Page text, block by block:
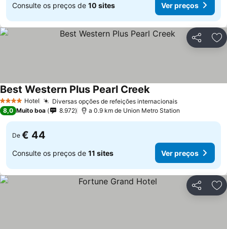
Consulte os preços de 10 sites Ver preços
Partilhar
4 EstrelasHotel Diversas opções de refeições internacionais
Best Western Plus Pearl Creek
8,0 Muito boa 8.972 a 0.9 km de Union Metro Station
De € 44
Consulte os preços de 11 sites Ver preços
Partilhar